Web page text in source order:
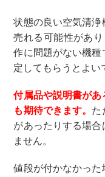
状態の良い空気清
売れる可能性があ
作に問題がない機
定してもらうとよい
付属品や説明書があ
も期待できます。 た
があったりする場合
ません。
値段が付かなかっ